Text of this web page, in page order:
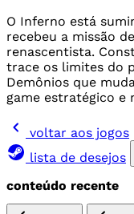
O Inferno está
recebeu a missão
renascentista.
trace os limites do
Demônios que
game estratégico e
voltar aos jogos
lista de desejos
conteúdo recente